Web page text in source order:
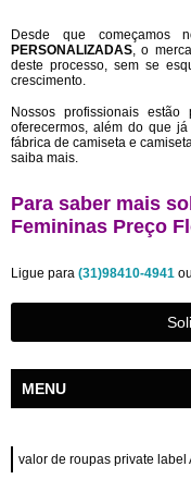
Desde que começamos
PERSONALIZADAS, o
deste processo, sem se
crescimento.
Nossos profissionais
oferecermos, além do que
fábrica de camiseta e
saiba mais.
Para saber mais
Femininas Preço
Ligue para (31)98410-4941 ou
MENU
valor de roupas private label